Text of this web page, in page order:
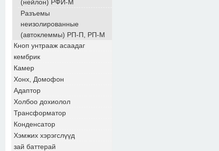
(нейлон) РФИ-М
Разъемы
неизолированные
(автоклеммы) РП-П, РП-М
Кноп унтрааж асаадаг
кембрик
Камер
Хонх, Домофон
Адаптор
Холбоо дохиолол
Трансформатор
Конденсатор
Хэмжих хэрэгслүүд
зай баттерай